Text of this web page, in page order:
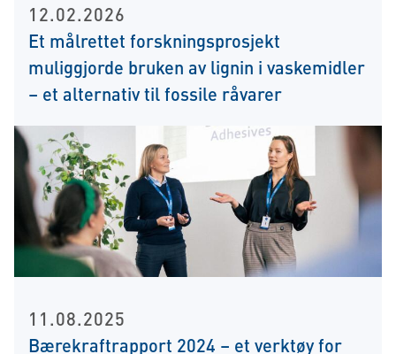
12.02.2026
Et målrettet forskningsprosjekt
muliggjorde bruken av lignin i vaskemidler
– et alternativ til fossile råvarer
11.08.2025
Bærekraftrapport 2024 – et verktøy for